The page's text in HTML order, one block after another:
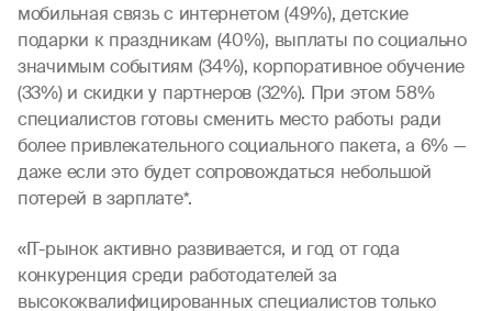
мобильная связь с интернетом (49%), детские
подарки к праздникам (40%), выплаты по социально
значимым событиям (34%), корпоративное обучение
(33%) и скидки у партнеров (32%). При этом 58%
специалистов готовы сменить место работы ради
более привлекательного социального пакета, а 6% —
даже если это будет сопровождаться небольшой
потерей в зарплате*.
«IT-рынок активно развивается, и год от года
конкуренция среди работодателей за
высококвалифицированных специалистов только